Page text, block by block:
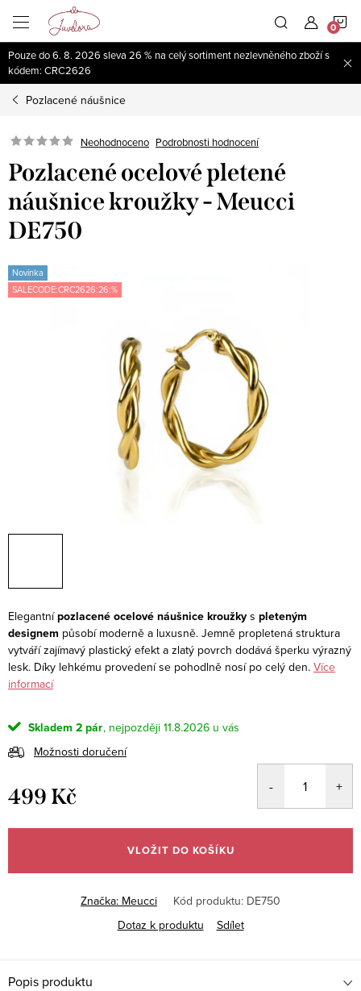
obsah
Pouze do 6. 8. 2026 sleva 26 % na celý sortiment nezlevněného zboží s
kódem: CRC2626
Pozlacené náušnice
Neohodnoceno Podrobnosti hodnocení
Pozlacené ocelové pletené
náušnice kroužky - Meucci
DE750
Novinka
SALECODE:CRC2626:26:%
Elegantnípozlacené ocelové náušnice kroužky s pleteným
designem působí moderně a luxusně. Jemně propletená struktura
vytváří zajímavý plastický efekt a zlatý povrch dodává šperku výrazný
lesk. Díky lehkému provedení se pohodlně nosí po celý den. Více
informací
Skladem 2 pár
11.8.2026
Možnosti doručení
499 Kč
cena:
VLOŽIT DO KOŠÍKU
Značka: Meucci Kód produktu: DE750
Dotaz k produktu
Sdílet
Popis produktu